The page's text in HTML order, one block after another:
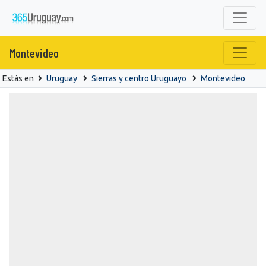
Montevideo
Estás en Uruguay Sierras y centro Uruguayo Montevideo